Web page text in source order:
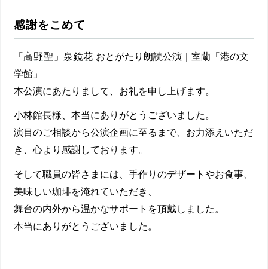
感謝をこめて
「高野聖 」 泉鏡花 おとがたり朗読公演｜室蘭「港の文
学館」
本公演にあたりまして、お礼を申し上げます。
小林館長様、本当にありがとうございました。
演目のご相談から公演企画に至るまで、お力添えいただ
き、心より感謝しております。
そして職員の皆さまには、手作りのデザートやお食事、
美味しい珈琲を淹れていただき、
舞台の内外から温かなサポートを頂戴しました。
本当にありがとうございました。